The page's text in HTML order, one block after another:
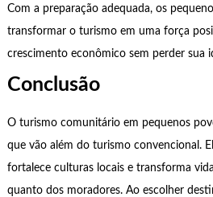
Com a preparação adequada, os
transformar o turismo em uma força
crescimento econômico sem perder sua
Conclusão
O turismo comunitário em pequenos
que vão além do turismo convencional.
fortalece culturas locais e transforma
quanto dos moradores. Ao escolher